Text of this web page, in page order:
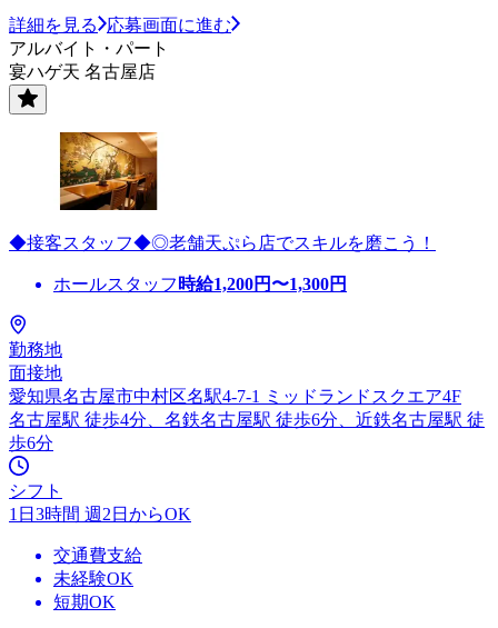
詳細を見る
応募画面に進む
アルバイト・パート
宴ハゲ天 名古屋店
◆接客スタッフ◆◎老舗天ぷら店でスキルを磨こう！
ホールスタッフ 時給1,200円〜1,300円
勤務地
面接地
愛知県名古屋市中村区名駅4-7-1 ミッドランドスクエア4F
名古屋駅 徒歩4分、名鉄名古屋駅 徒歩6分、近鉄名古屋駅 徒
歩6分
シフト
1日3時間 週2日からOK
交通費支給
未経験OK
短期OK